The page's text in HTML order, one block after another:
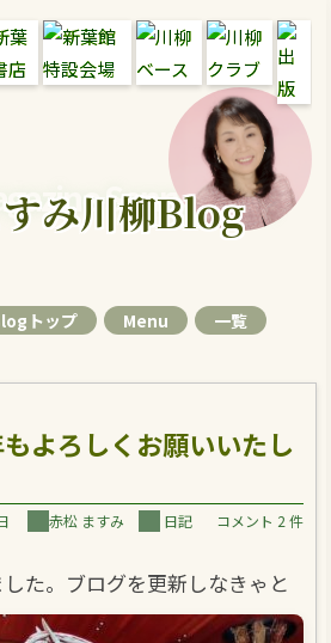
Senryu Blog
み川柳Blog
トップ Menu 一覧
よろしくお願いいたし
赤松 ますみ 日記 コメント 2 件
た。ブログを更新しなきゃ と